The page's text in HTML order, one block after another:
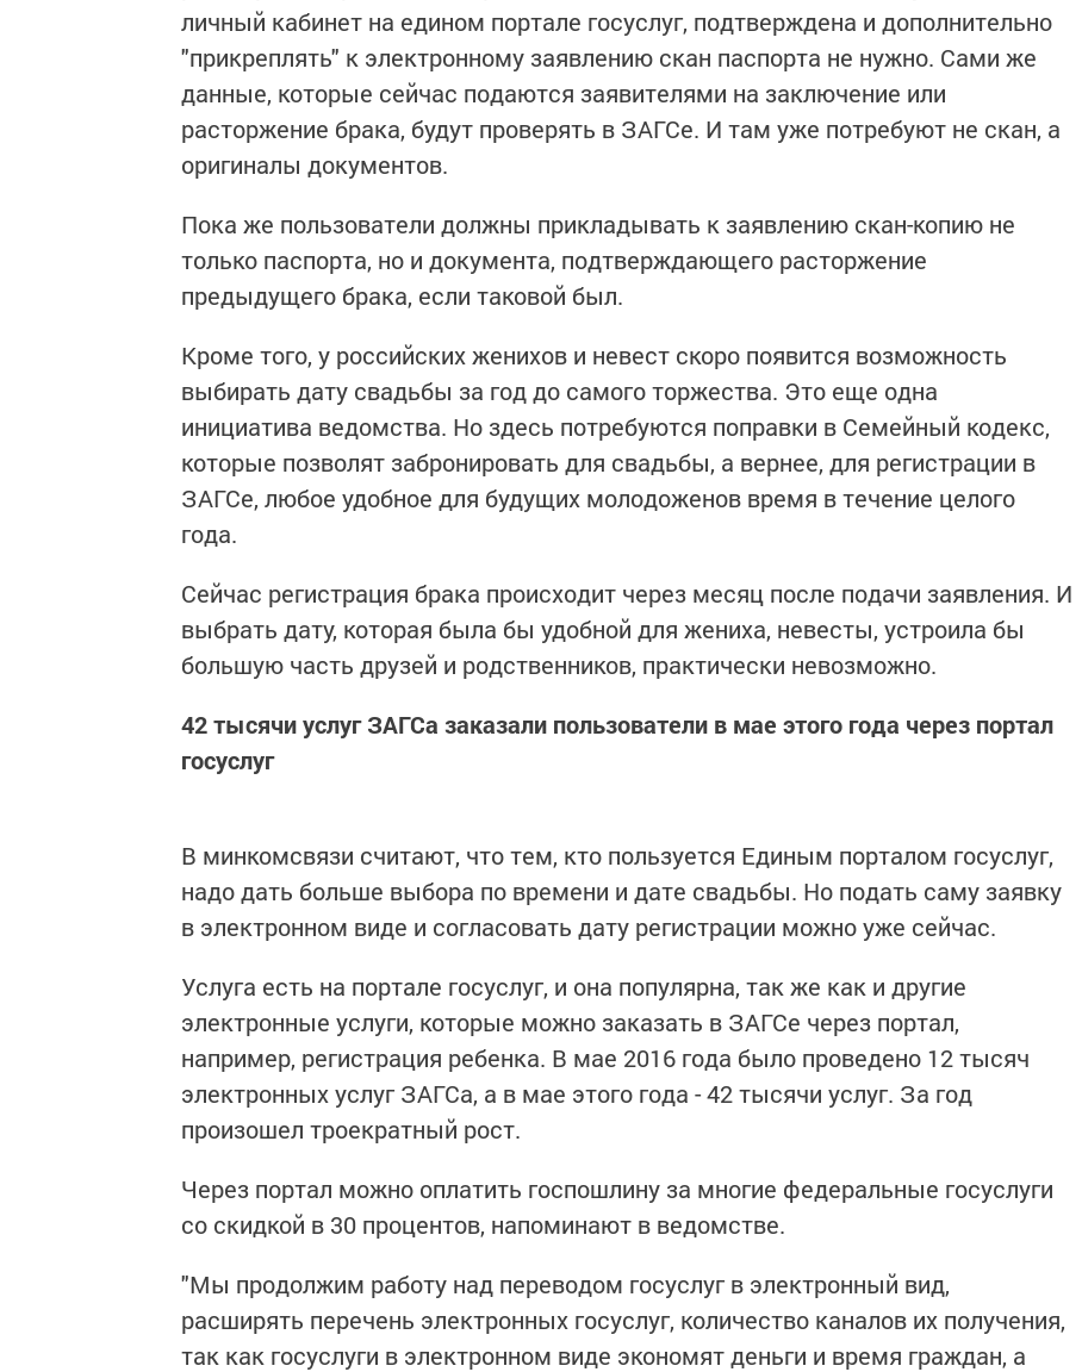
личный кабинет на едином портале госуслуг, подтверждена и дополнительно
"прикреплять" к электронному заявлению скан паспорта не нужно. Сами же
данные, которые сейчас подаются заявителями на заключение или
расторжение брака, будут проверять в ЗАГСе. И там уже потребуют не скан, а
оригиналы документов.
Пока же пользователи должны прикладывать к заявлению скан-копию не
только паспорта, но и документа, подтверждающего расторжение
предыдущего брака, если таковой был.
Кроме того, у российских женихов и невест скоро появится возможность
выбирать дату свадьбы за год до самого торжества. Это еще одна
инициатива ведомства. Но здесь потребуются поправки в Семейный кодекс,
которые позволят забронировать для свадьбы, а вернее, для регистрации в
ЗАГСе, любое удобное для будущих молодоженов время в течение целого
года.
Сейчас регистрация брака происходит через месяц после подачи заявления. И
выбрать дату, которая была бы удобной для жениха, невесты, устроила бы
большую часть друзей и родственников, практически невозможно.
42 тысячи услуг ЗАГСа заказали пользователи в мае этого года через портал
госуслуг
В минкомсвязи считают, что тем, кто пользуется Единым порталом госуслуг,
надо дать больше выбора по времени и дате свадьбы. Но подать саму заявку
в электронном виде и согласовать дату регистрации можно уже сейчас.
Услуга есть на портале госуслуг, и она популярна, так же как и другие
электронные услуги, которые можно заказать в ЗАГСе через портал,
например, регистрация ребенка. В мае 2016 года было проведено 12 тысяч
электронных услуг ЗАГСа, а в мае этого года - 42 тысячи услуг. За год
произошел троекратный рост.
Через портал можно оплатить госпошлину за многие федеральные госуслуги
со скидкой в 30 процентов, напоминают в ведомстве.
"Мы продолжим работу над переводом госуслуг в электронный вид,
расширять перечень электронных госуслуг, количество каналов их получения,
так как госуслуги в электронном виде экономят деньги и время граждан, а